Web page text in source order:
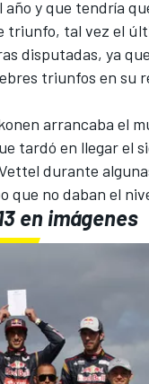
y que tendría
triunfo, tal vez el
disputadas, ya
triunfos en su
arrancaba el
tardó en llegar el
durante
que no daban el
en imágenes